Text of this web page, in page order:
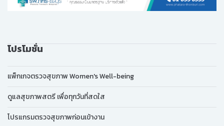
โปรโมชั่น
แพ็กเกจตรวจสุขภาพ Women's Well-being
ดูแลสุขภาพสตรี เพื่อทุกวันที่สดใส
โปรแกรมตรวจสุขภาพก่อนเข้างาน